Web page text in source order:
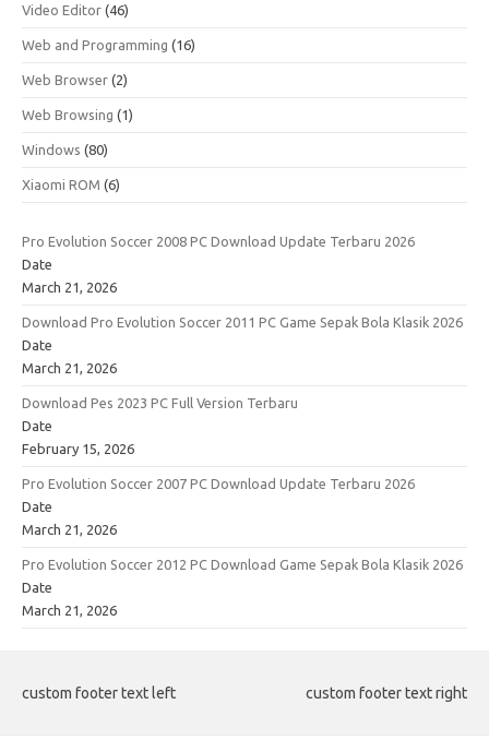
Video Editor (46)
Web and Programming (16)
Web Browser (2)
Web Browsing (1)
Windows (80)
Xiaomi ROM (6)
Pro Evolution Soccer 2008 PC Download Update Terbaru 2026
Date
March 21, 2026
Download Pro Evolution Soccer 2011 PC Game Sepak Bola Klasik 2026
Date
March 21, 2026
Download Pes 2023 PC Full Version Terbaru
Date
February 15, 2026
Pro Evolution Soccer 2007 PC Download Update Terbaru 2026
Date
March 21, 2026
Pro Evolution Soccer 2012 PC Download Game Sepak Bola Klasik 2026
Date
March 21, 2026
custom footer text left custom footer text right